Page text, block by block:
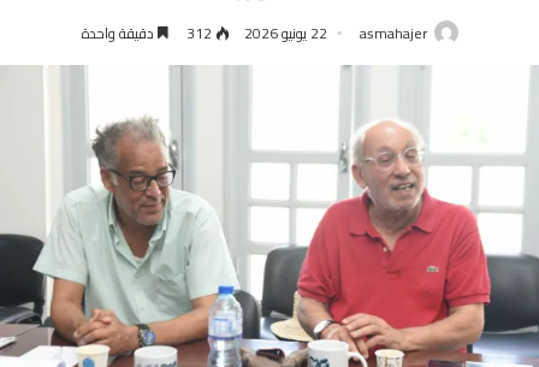
asmahajer 22 يونيو 2026 312 دقيقة واحدة